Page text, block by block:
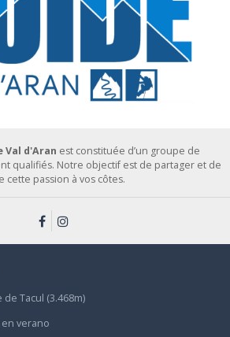
Val d'Aran est constituée d’un groupe de
qualifiés. Notre objectif est de partager et de
cette passion à vos côtes.
de Tacul (3.468m)
verano